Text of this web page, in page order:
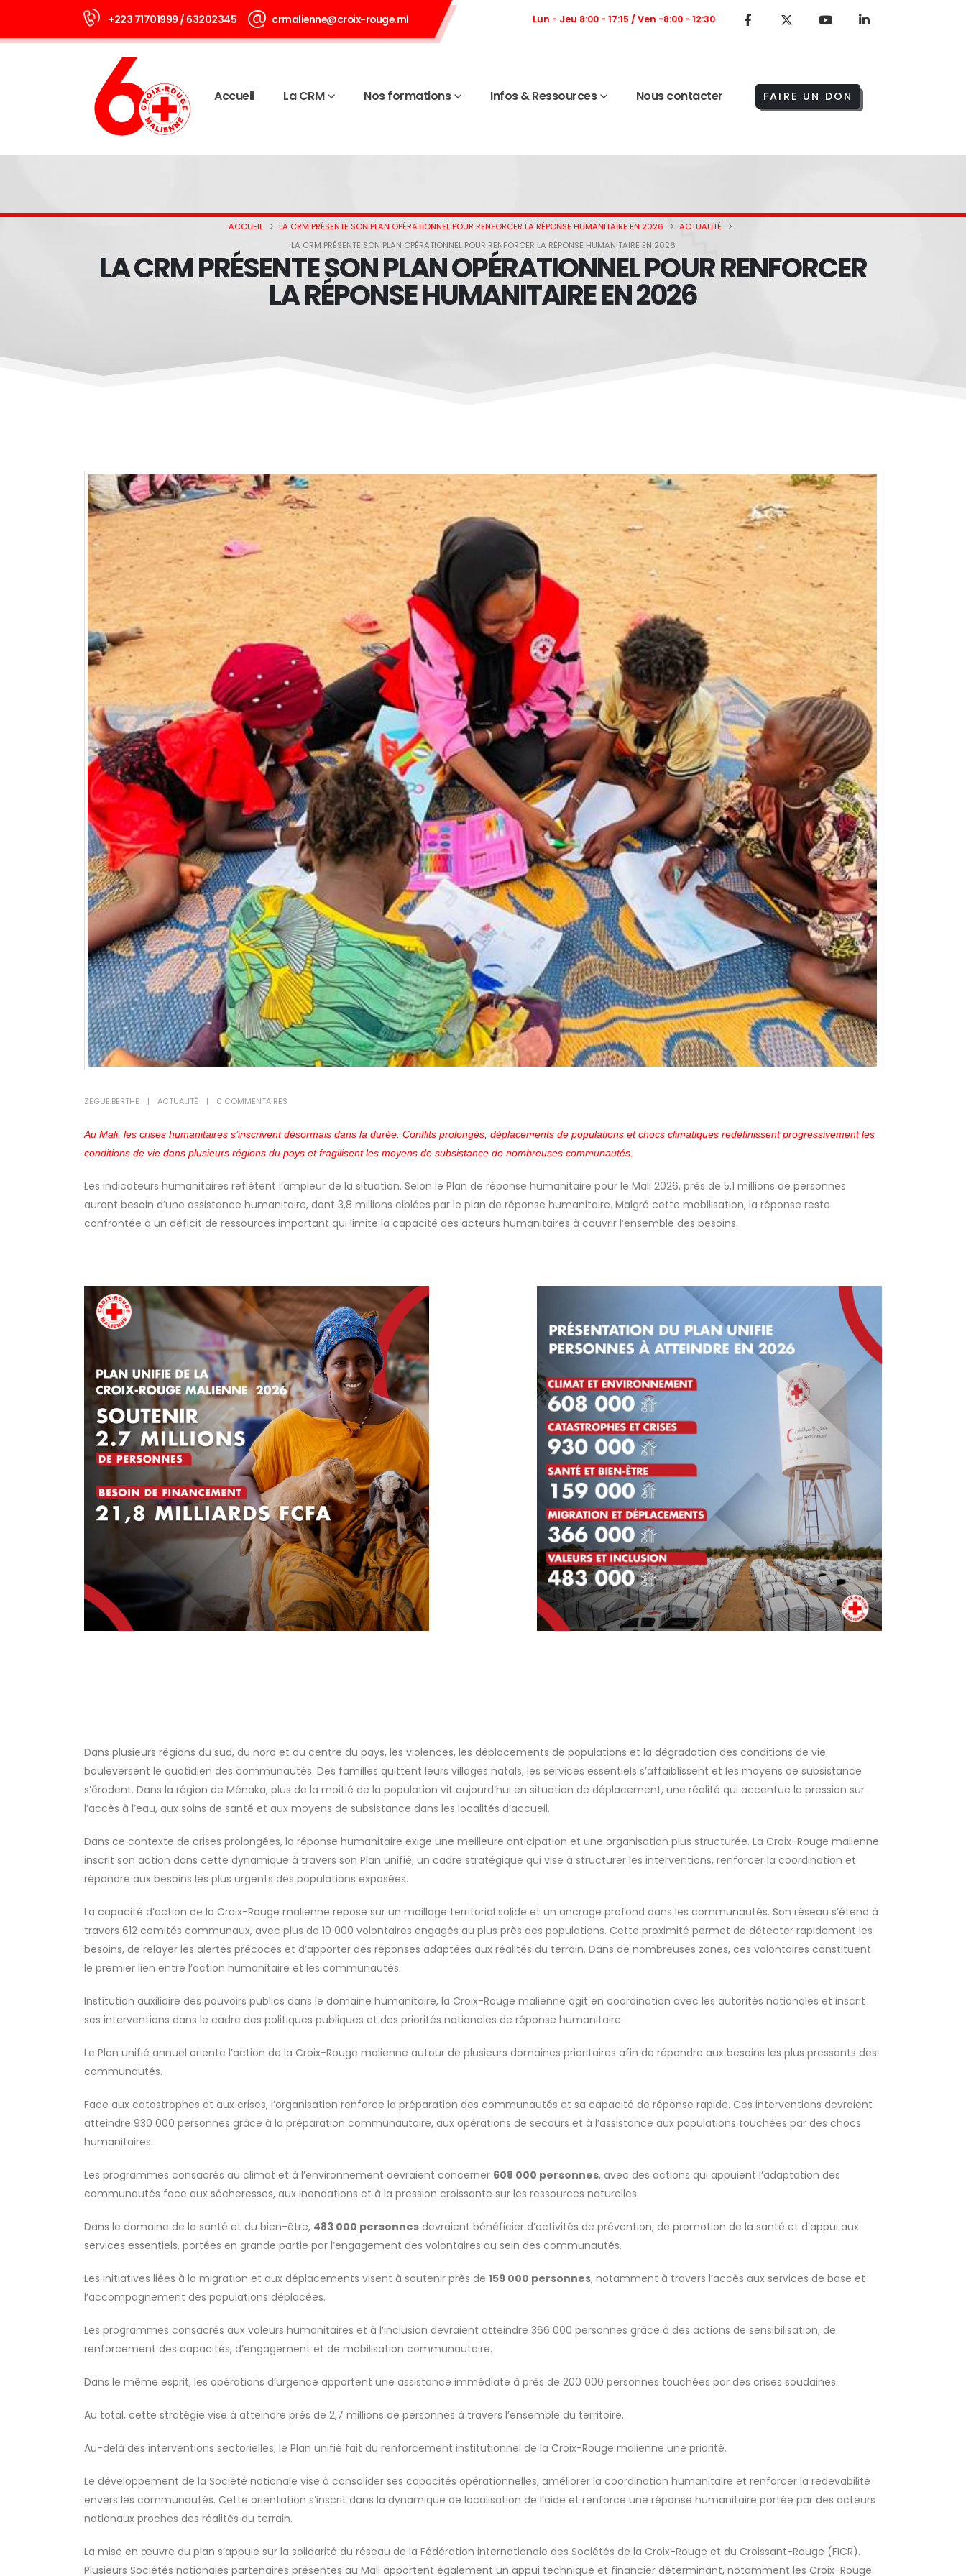
+223 71701999 / 63202345 crmalienne@croix-rouge.ml Lun - Jeu 8:00 - 17:15 / Ven -8:00 - 12:30
Accueil La CRM Nos formations Infos & Ressources Nous contacter FAIRE UN DON
ACCUEIL LA CRM PRÉSENTE SON PLAN OPÉRATIONNEL POUR RENFORCER LA RÉPONSE HUMANITAIRE EN 2026
ACTUALITÉ
LA CRM PRÉSENTE SON PLAN OPÉRATIONNEL POUR RENFORCER LA RÉPONSE HUMANITAIRE EN 2026
LA CRM PRÉSENTE SON PLAN OPÉRATIONNEL POUR RENFORCER
LA RÉPONSE HUMANITAIRE EN 2026
ZEGUE.BERTHE ACTUALITÉ 0 COMMENTAIRES
Au Mali, les crises humanitaires s’inscrivent désormais dans la durée. Conflits prolongés, déplacements de populations et chocs climatiques redéfinissent progressivement les
conditions de vie dans plusieurs régions du pays et fragilisent les moyens de subsistance de nombreuses communautés.
Les indicateurs humanitaires reflètent l’ampleur de la situation. Selon le Plan de réponse humanitaire pour le Mali 2026, près de 5,1 millions de personnes
auront besoin d’une assistance humanitaire, dont 3,8 millions ciblées par le plan de réponse humanitaire. Malgré cette mobilisation, la réponse reste
confrontée à un déficit de ressources important qui limite la capacité des acteurs humanitaires à couvrir l’ensemble des besoins.
Dans plusieurs régions du sud, du nord et du centre du pays, les violences, les déplacements de populations et la dégradation des conditions de vie
bouleversent le quotidien des communautés. Des familles quittent leurs villages natals, les services essentiels s’affaiblissent et les moyens de subsistance
s’érodent. Dans la région de Ménaka, plus de la moitié de la population vit aujourd’hui en situation de déplacement, une réalité qui accentue la pression sur
l’accès à l’eau, aux soins de santé et aux moyens de subsistance dans les localités d’accueil.
Dans ce contexte de crises prolongées, la réponse humanitaire exige une meilleure anticipation et une organisation plus structurée. La Croix-Rouge malienne
inscrit son action dans cette dynamique à travers son Plan unifié, un cadre stratégique qui vise à structurer les interventions, renforcer la coordination et
répondre aux besoins les plus urgents des populations exposées.
La capacité d’action de la Croix-Rouge malienne repose sur un maillage territorial solide et un ancrage profond dans les communautés. Son réseau s’étend à
travers 612 comités communaux, avec plus de 10 000 volontaires engagés au plus près des populations. Cette proximité permet de détecter rapidement les
besoins, de relayer les alertes précoces et d’apporter des réponses adaptées aux réalités du terrain. Dans de nombreuses zones, ces volontaires constituent
le premier lien entre l’action humanitaire et les communautés.
Institution auxiliaire des pouvoirs publics dans le domaine humanitaire, la Croix-Rouge malienne agit en coordination avec les autorités nationales et inscrit
ses interventions dans le cadre des politiques publiques et des priorités nationales de réponse humanitaire.
Le Plan unifié annuel oriente l’action de la Croix-Rouge malienne autour de plusieurs domaines prioritaires afin de répondre aux besoins les plus pressants des
communautés.
Face aux catastrophes et aux crises, l’organisation renforce la préparation des communautés et sa capacité de réponse rapide. Ces interventions devraient
atteindre 930 000 personnes grâce à la préparation communautaire, aux opérations de secours et à l’assistance aux populations touchées par des chocs
humanitaires.
Les programmes consacrés au climat et à l’environnement devraient concerner 608 000 personnes, avec des actions qui appuient l’adaptation des
communautés face aux sécheresses, aux inondations et à la pression croissante sur les ressources naturelles.
Dans le domaine de la santé et du bien-être, 483 000 personnes devraient bénéficier d’activités de prévention, de promotion de la santé et d’appui aux
services essentiels, portées en grande partie par l’engagement des volontaires au sein des communautés.
Les initiatives liées à la migration et aux déplacements visent à soutenir près de 159 000 personnes, notamment à travers l’accès aux services de base et
l’accompagnement des populations déplacées.
Les programmes consacrés aux valeurs humanitaires et à l’inclusion devraient atteindre 366 000 personnes grâce à des actions de sensibilisation, de
renforcement des capacités, d’engagement et de mobilisation communautaire.
Dans le même esprit, les opérations d’urgence apportent une assistance immédiate à près de 200 000 personnes touchées par des crises soudaines.
Au total, cette stratégie vise à atteindre près de 2,7 millions de personnes à travers l’ensemble du territoire.
Au-delà des interventions sectorielles, le Plan unifié fait du renforcement institutionnel de la Croix-Rouge malienne une priorité.
Le développement de la Société nationale vise à consolider ses capacités opérationnelles, améliorer la coordination humanitaire et renforcer la redevabilité
envers les communautés. Cette orientation s’inscrit dans la dynamique de localisation de l’aide et renforce une réponse humanitaire portée par des acteurs
nationaux proches des réalités du terrain.
La mise en œuvre du plan s’appuie sur la solidarité du réseau de la Fédération internationale des Sociétés de la Croix-Rouge et du Croissant-Rouge (FICR).
Plusieurs Sociétés nationales partenaires présentes au Mali apportent également un appui technique et financier déterminant, notamment les Croix-Rouge